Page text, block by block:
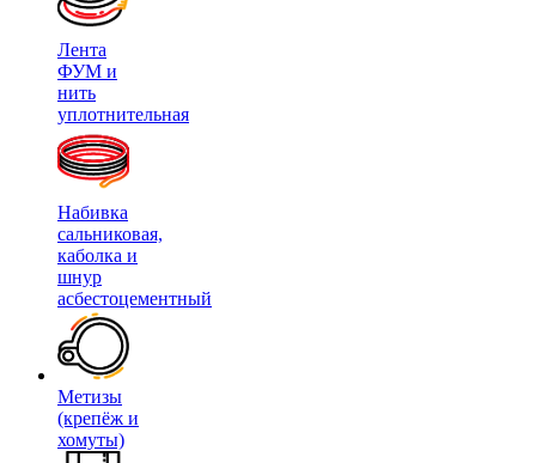
Лента
ФУМ и
нить
уплотнительная
Набивка
сальниковая,
каболка и
шнур
асбестоцементный
Метизы
(крепёж и
хомуты)